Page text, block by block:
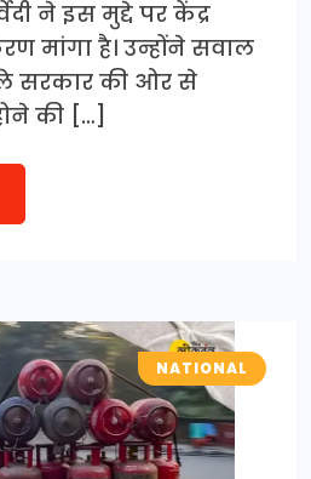
ने इस मुद्दे पर केंद्र
मांगा है। उन्होंने सवाल
सरकार की ओर से
की […]
NATIONAL